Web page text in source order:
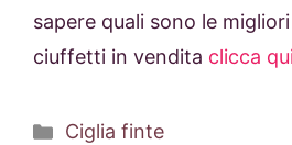
sapere quali sono le
ciuffetti in vendita clicca
Categorie
Ciglia finte